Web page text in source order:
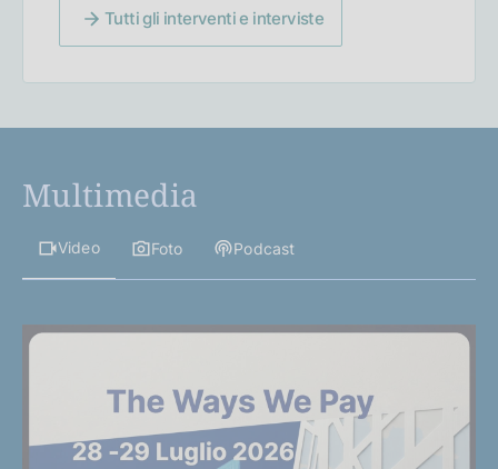
Tutti gli interventi e interviste
Multimedia
Video Foto Podcast